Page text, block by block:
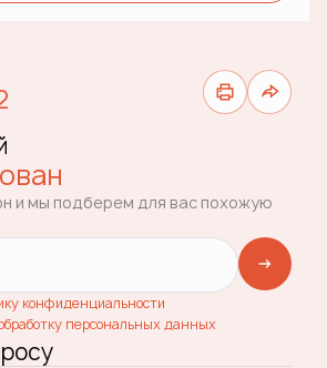
и мы подберем для вас похожую
конфиденциальности
персональных данных